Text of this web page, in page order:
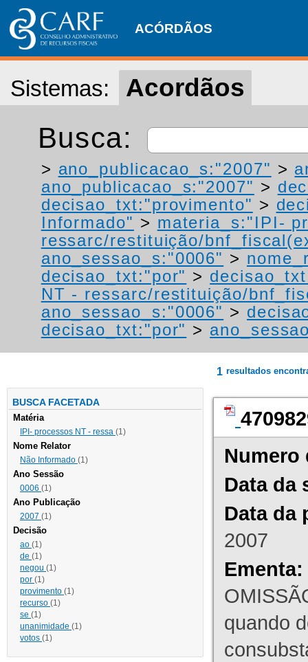
ACÓRDÃOS
Sistemas: Acordãos
Busca:
> ano_publicacao_s:"2007" >
ano_publicacao_s:"2007" >
decisao_txt:"provimento" >
Informado" > materia_s:"IPI-
ressarc/restituição/
ano_sessao_s:"0006" >
decisao_txt:"por" >
NT - ressarc/restituição/
ano_sessao_s:"0006" >
decisao_txt:"por" >
BUSCA FACETADA
Matéria
IPI- processos NT - ressa (1)
Nome Relator
Não Informado (1)
Ano Sessão
0006 (1)
Ano Publicação
2007 (1)
Decisão
ao (1)
de (1)
negou (1)
por (1)
provimento (1)
recurso (1)
se (1)
unanimidade (1)
votos (1)
1 resultados
Numero
Data da
Data da
2007
Ementa:
quando